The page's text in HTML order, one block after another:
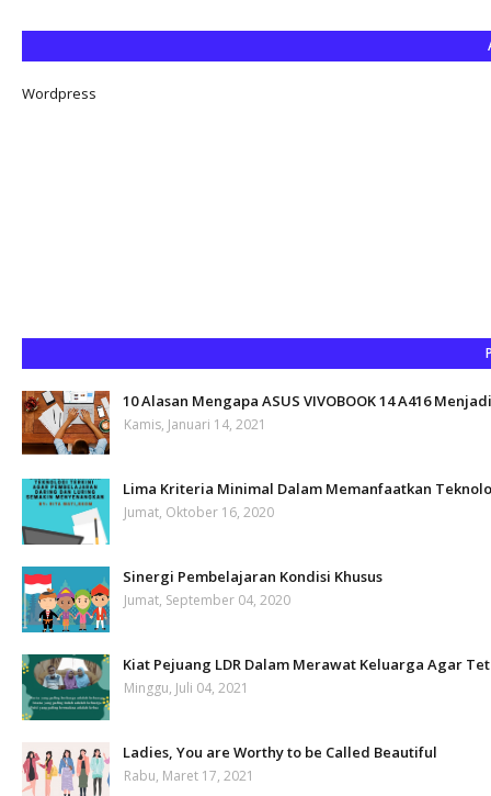
Wordpress
10 Alasan Mengapa ASUS VIVOBOOK 14 A416
Kamis, Januari 14, 2021
Lima Kriteria Minimal Dalam Memanfaatkan
Jumat, Oktober 16, 2020
Sinergi Pembelajaran Kondisi Khusus
Jumat, September 04, 2020
Kiat Pejuang LDR Dalam Merawat Keluarga Agar
Minggu, Juli 04, 2021
Ladies, You are Worthy to be Called Beautiful
Rabu, Maret 17, 2021